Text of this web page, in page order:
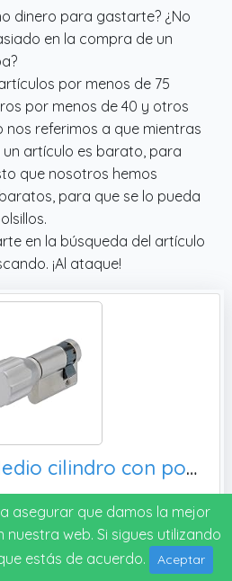
dinero para gastarte? ¿No
en la compra de un
por menos de 75
por menos de 40 y otros
nos referimos a que mientras
artículo es barato, para
que nosotros hemos
para que se lo pueda
en la búsqueda del artículo
¡Al ataque!
ABUS 10/K45 Medio cilindro con pomo - semicilindro con pomo redondo para cerrar sin llave - para puertas de baño, armarios eléctricos o barras de seguridad - plateado - 67120
ABUS
precio
asegurar que damos la mejor
nuestra web. Si sigues utilizando
estás de acuerdo.
Aceptar